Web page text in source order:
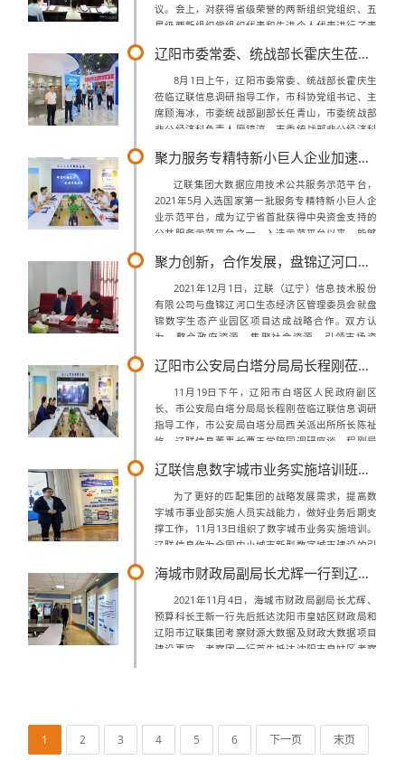
议。会上，对获得省级荣誉的两新组织党组织、五
星级两新组织党组织代表和先进个人代表进行了表
化建设示范点”和辽阳市“五星级两新组织...
辽阳市委常委、统战部长霍庆生莅临辽联信息调研指导
8月1日上午，辽阳市委常委、统战部长霍庆生
莅临辽联信息调研指导工作，市科协党组书记、主
席顾海冰，市委统战部副部长任青山，市委统战部
非公经济科负责人廖镜淳，市委统战部非公经济科
研。此次走访调研，是市委统战部贯彻落实... 聚力服务专精特新小巨人企业加速赋能高质量发展
辽联集团大数据应用技术公共服务示范平台，
2021年5月入选国家第一批服务专精特新小巨人企
业示范平台，成为辽宁省首批获得中央资金支持的
公共服务示范平台之一。入选示范平台以来，能够
通知要求，在省市财政和工信部门指导下...
聚力创新，合作发展，盘锦辽河口生态经济区管理委员会与辽联信息达成战略合作
2021年12月1日，辽联（辽宁）信息技术股份
有限公司与盘锦辽河口生态经济区管理委员会就盘
锦数字生态产业园区项目达成战略合作。双方认
为，整合政府资源、集聚社会资源、引领市场资
人才链等，促进数字经济和实体经济协同发... 辽阳市公安局白塔分局局长程刚莅临辽联信息调研指导
11月19日下午，辽阳市白塔区人民政府副区
长、市公安局白塔分局局长程刚莅临辽联信息调研
指导工作，市公安局白塔分局西关派出所所长陈祉
屹，辽联信息董事长曹玉学陪同调研座谈。程刚局
疫情防控、反诈宣传、便民服务的应用，走... 辽联信息数字城市业务实施培训班开课
为了更好的匹配集团的战略发展需求，提高数
字城市事业部实施人员实战能力，做好业务后期支
撑工作，11月13日组织了数字城市业务实施培训。
辽联信息作为全国中小城市新型数字城市建设的引
培训是巩固强化理论知识，增强实操水平...
海城市财政局副局长尤辉一行到辽联集团莅临考察
2021年11月4日，海城市财政局副局长尤辉、
预算科长王新一行先后抵达沈阳市皇姑区财政局和
辽阳市辽联集团考察财源大数据及财政大数据项目
建设事宜。考察团一行首先抵达沈阳市皇姑区考察
1 2 3 4 5 6 下一页 末页